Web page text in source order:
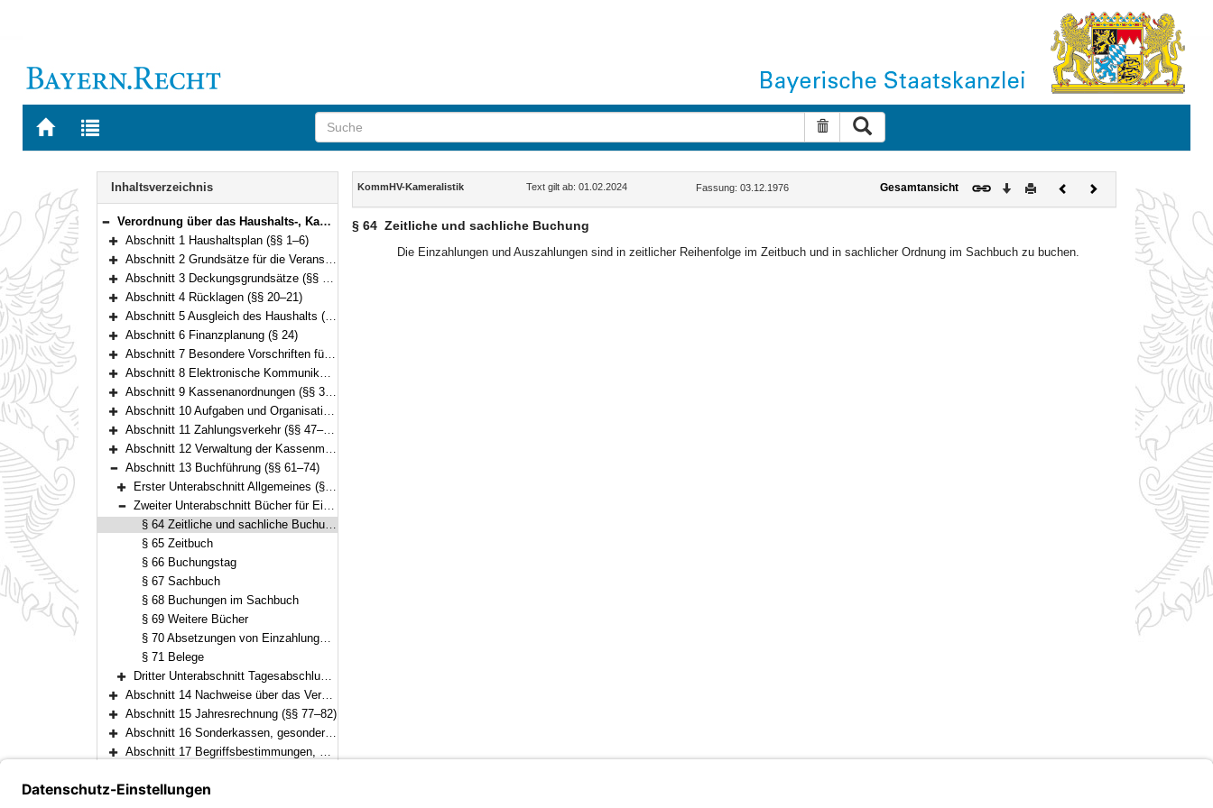
Zur
BAYERN.RECHT
Zur
letzten
Suche zurücksetzen
Navigation
Inhaltsverzeichnis
Bereich reduzieren
Verordnung über das Haushalts-, Kassen- und Rechnungswesen der Gemeinden, der Landkreise und der Bezirke nach den Grundsätzen der Kameralistik (Kommunalhaushaltsverordnung – Kameralistik – KommHV-Kameralistik) Vom 3. Dezember 1976 (BayRS Nr. II S. 443) BayRS 2023-1-I (§§ 1–89)
Bereich erweitern
Abschnitt 1 Haushaltsplan (§§ 1–6)
Bereich erweitern
Abschnitt 2 Grundsätze für die Veranschlagung (§§ 7–15)
Bereich erweitern
Abschnitt 3 Deckungsgrundsätze (§§ 16–19)
Bereich erweitern
Abschnitt 4 Rücklagen (§§ 20–21)
Bereich erweitern
Abschnitt 5 Ausgleich des Haushalts (§§ 22–23)
Bereich erweitern
Abschnitt 6 Finanzplanung (§ 24)
Bereich erweitern
Abschnitt 7 Besondere Vorschriften für die Haushaltswirtschaft (§§ 25–36)
Bereich erweitern
Abschnitt 8 Elektronische Kommunikation, automatisierte Verfahren (§ 37)
Bereich erweitern
Abschnitt 9 Kassenanordnungen (§§ 38–41)
Bereich erweitern
Abschnitt 10 Aufgaben und Organisation der Kasse (§§ 42–46)
Bereich erweitern
Abschnitt 11 Zahlungsverkehr (§§ 47–56)
Bereich erweitern
Abschnitt 12 Verwaltung der Kassenmittel, der Wertgegenstände und anderer Gegenstände (§§ 57–60)
Bereich reduzieren
Abschnitt 13 Buchführung (§§ 61–74)
Bereich erweitern
Erster Unterabschnitt Allgemeines (§§ 61–63)
Bereich reduzieren
Zweiter Unterabschnitt Bücher für Einzahlungen und Auszahlungen (§§ 64–71)
§ 64 Zeitliche und sachliche Buchung
§ 65 Zeitbuch
§ 66 Buchungstag
§ 67 Sachbuch
§ 68 Buchungen im Sachbuch
§ 69 Weitere Bücher
§ 70 Absetzungen von Einzahlungen und Auszahlungen
§ 71 Belege
Bereich erweitern
Dritter Unterabschnitt Tagesabschluß, Zwischenabschlüsse und Jahresabschluß (§§ 72–74)
Bereich erweitern
Abschnitt 14 Nachweise über das Vermögen (§§ 75–76)
Bereich erweitern
Abschnitt 15 Jahresrechnung (§§ 77–82)
Bereich erweitern
Abschnitt 16 Sonderkassen, gesonderte Kassen (§§ 83–85)
Bereich erweitern
Abschnitt 17 Begriffsbestimmungen, Übergangs- und Schlußvorschriften (§§ 86–89)
Inhalt
KommHV-Kameralistik Text gilt ab: 01.02.2024 Fassung: 03.12.1976 Gesamtansicht Download
DruckenVorherigesNächstes
Dokument
§ 64 Zeitliche und sachliche Buchung
Die Einzahlungen und Auszahlungen sind in zeitlicher Reihenfolge im Zeitbuch und in sachlicher Ordnung im Sachbuch zu buchen.